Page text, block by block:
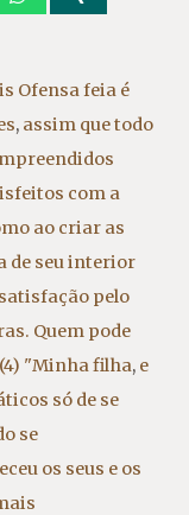
Ofensa feia é
, assim que todo
com a
ao criar as
de seu interior
pelo
Quem pode
"Minha filha, e
só de se
se
os seus e os